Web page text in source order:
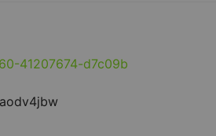
41207674-d7c09b